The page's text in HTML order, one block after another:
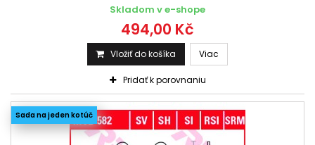
Skladom v e-shope
494,00 Kč
Vložiť do košíka Viac
Pridať k porovnaniu
Sada na jeden kotúč